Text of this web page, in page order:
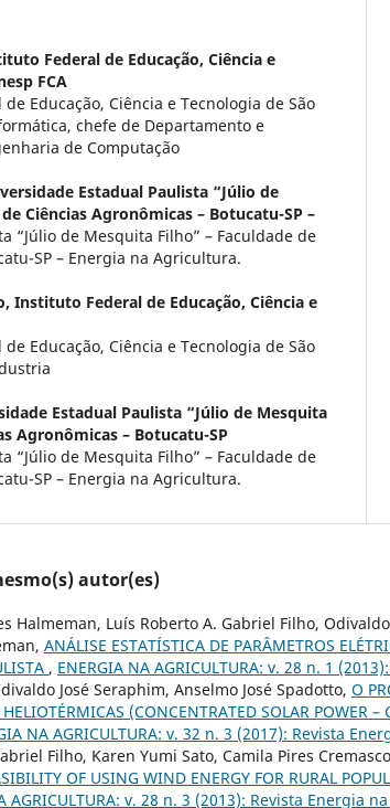
Federal de Educação, Ciência e
FCA
Educação, Ciência e Tecnologia de São
chefe de Departamento e
de Computação
Estadual Paulista “Júlio de
Ciências Agronômicas – Botucatu-SP –
“Júlio de Mesquita Filho” – Faculdade de
SP – Energia na Agricultura.
Instituto Federal de Educação, Ciência e
Educação, Ciência e Tecnologia de São
Estadual Paulista “Júlio de Mesquita
Agronômicas – Botucatu-SP
“Júlio de Mesquita Filho” – Faculdade de
SP – Energia na Agricultura.
autor(es)
Halmeman, Luís Roberto A. Gabriel Filho,
ANÁLISE ESTATÍSTICA DE PARÂMETROS
, ENERGIA NA AGRICULTURA: v. 28 n. 1
José Seraphim, Anselmo José Spadotto, O
(CONCENTRATED SOLAR POWER –
NA AGRICULTURA: v. 32 n. 3 (2017): Revista
Filho, Karen Yumi Sato, Camila Pires
OF USING WIND ENERGY FOR RURAL
AGRICULTURA: v. 28 n. 3 (2013): Revista Energia